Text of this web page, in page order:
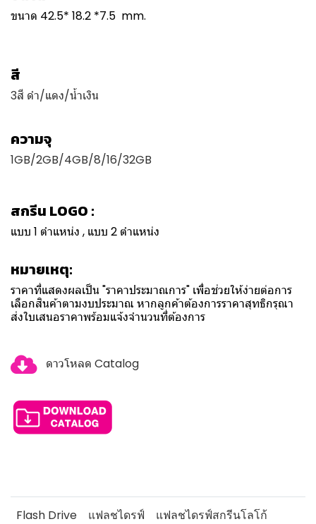
ขนาด 42.5* 18.2 *7.5 mm.
สี
3สี ดำ/แดง/น้ำเงิน
ความจุ
1GB/2GB/4GB/8/16/32GB
สกรีน LOGO :
แบบ 1 ตำแหน่ง , แบบ 2 ตำแหน่ง
หมายเหตุ:
ราคาที่แสดงผลเป็น "ราคาประมาณการ" เพื่อช่วยให้ง่ายต่อการ
เลือกสินค้าตามงบประมาณ หากลูกค้าต้องการราคาสุทธิกรุณา
ส่งใบเสนอราคาพร้อมแจ้งจำนวนที่ต้องการ
ดาวโหลด Catalog
Flash Drive แฟลชไดรฟ์ แฟลชไดรฟ์สกรีนโลโก้